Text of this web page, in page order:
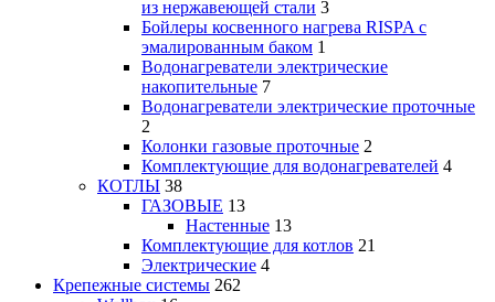
из нержавеющей стали 3
Бойлеры косвенного нагрева RISPA с
эмалированным баком 1
Водонагреватели электрические
накопительные 7
Водонагреватели электрические проточные
2
Колонки газовые проточные 2
Комплектующие для водонагревателей 4
КОТЛЫ 38
ГАЗОВЫЕ 13
Настенные 13
Комплектующие для котлов 21
Электрические 4
Крепежные системы 262